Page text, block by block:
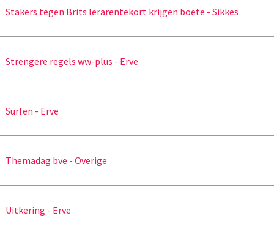
Stakers tegen Brits lerarentekort krijgen boete - Sikkes
Strengere regels ww-plus - Erve
Surfen - Erve
Themadag bve - Overige
Uitkering - Erve